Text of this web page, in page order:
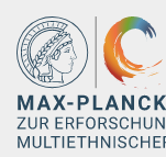
Hauptinhalt